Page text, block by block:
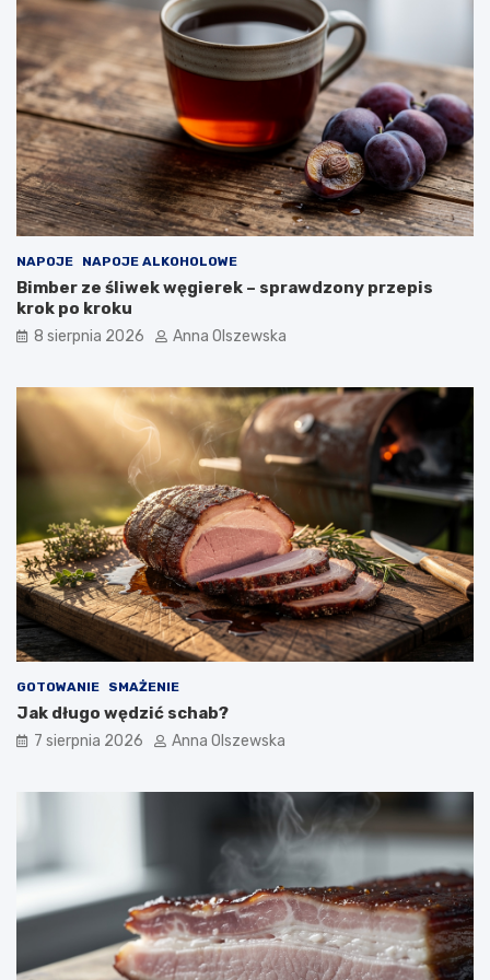
e
e
m
?
w
b
r
a
ć
d
o
n
o
w
c
z
e
s
k
u
?
NAPOJE NAPOJE ALKOHOLOWE
Bimber ze śliwek węgierek – sprawdzony przepis
krok po kroku
8 sierpnia 2026 Anna Olszewska
GOTOWANIE SMAŻENIE
Jak długo wędzić schab?
7 sierpnia 2026 Anna Olszewska